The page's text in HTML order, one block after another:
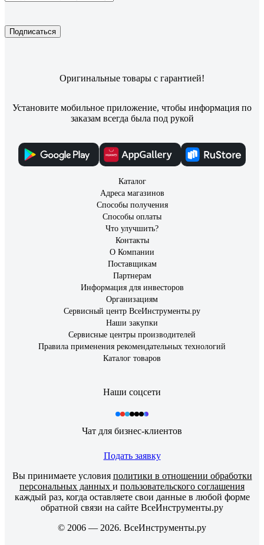
Подписаться
Оригинальные товары с гарантией!
Установите мобильное приложение, чтобы информация по
заказам всегда была под рукой
Каталог
Адреса магазинов
Способы получения
Способы оплаты
Что улучшить?
Контакты
О Компании
Поставщикам
Партнерам
Информация для инвесторов
Организациям
Сервисный центр ВсеИнструменты.ру
Наши закупки
Сервисные центры производителей
Правила применения рекомендательных технологий
Каталог товаров
Наши соцсети
Чат для бизнес-клиентов
Подать заявку
Вы принимаете условия политики в отношении обработки
персональных данных и пользовательского соглашения
каждый раз, когда оставляете свои данные в любой форме
обратной связи на сайте ВсеИнструменты.ру
© 2006 — 2026. ВсеИнструменты.ру